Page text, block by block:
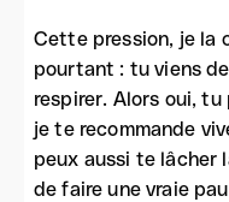
Cette pression, je la
pourtant : tu viens
respirer. Alors oui,
je te recommande
peux aussi te lâcher
de faire une vraie